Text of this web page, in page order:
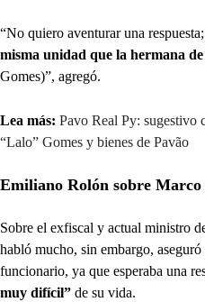
“No quiero aventurar una
misma unidad que la hermana
Gomes)”, agregó.
Lea más: Pavo Real Py: sugestivo
“Lalo” Gomes y bienes de Pavão
Emiliano Rolón sobre
Sobre el exfiscal y actual ministro
habló mucho, sin embargo, aseguró
funcionario, ya que esperaba una
muy difícil” de su vida.